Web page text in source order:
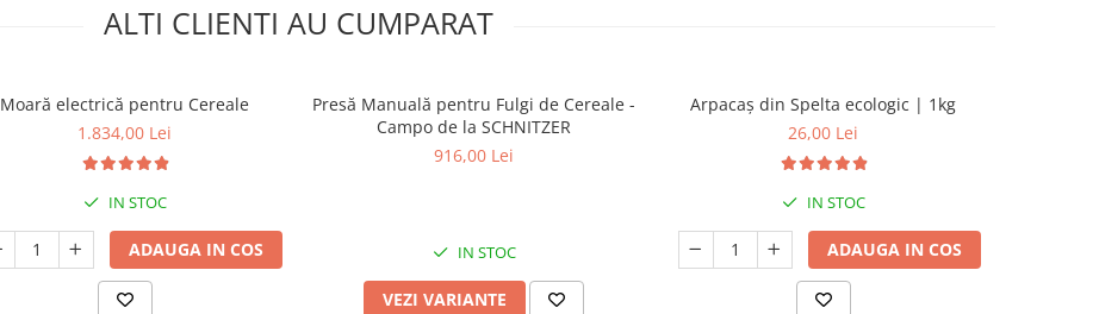
ALTI CLIENTI AU CUMPARAT
Moară electrică pentru Cereale
1.834,00 Lei
IN STOC
ADAUGA IN COS
Presă Manuală pentru Fulgi de Cereale -
Campo de la SCHNITZER
916,00 Lei
IN STOC
VEZI VARIANTE
Arpacaș din Spelta ecologic | 1kg
26,00 Lei
IN STOC
ADAUGA IN COS